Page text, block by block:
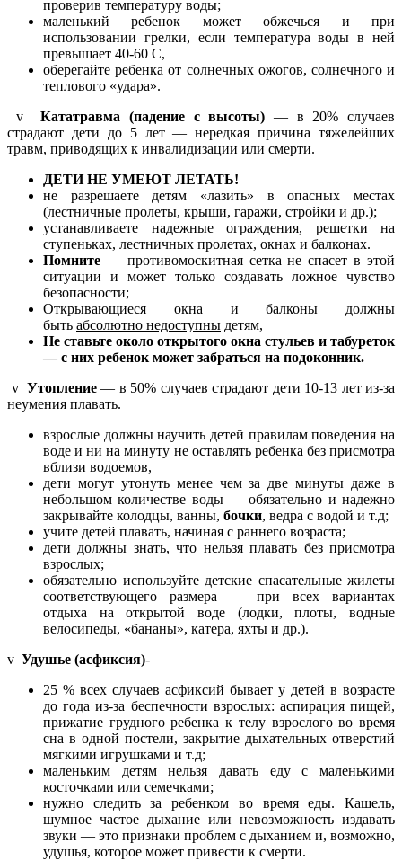
проверив температуру воды;
маленький ребенок может обжечься и при
использовании грелки, если температура воды в ней
превышает 40-60 С,
оберегайте ребенка от солнечных ожогов, солнечного и
теплового «удара».
vКататравма (падение с высоты) — в 20% случаев
страдают дети до 5 лет — нередкая причина тяжелейших
травм, приводящих к инвалидизации или смерти.
ДЕТИ НЕ УМЕЮТ ЛЕТАТЬ!
не разрешаете детям «лазить» в опасных местах
(лестничные пролеты, крыши, гаражи, стройки и др.);
устанавливаете надежные ограждения, решетки на
ступеньках, лестничных пролетах, окнах и балконах.
Помните — противомоскитная сетка не спасет в этой
ситуации и может только создавать ложное чувство
безопасности;
Открывающиеся окна и балконы должны
быть абсолютно недоступны детям,
Не ставьте около открытого окна стульев и табуреток
— с них ребенок может забраться на подоконник.
v Утопление— в 50% случаев страдают дети 10-13 лет из-за
неумения плавать.
взрослые должны научить детей правилам поведения на
воде и ни на минуту не оставлять ребенка без присмотра
вблизи водоемов,
дети могут утонуть менее чем за две минуты даже в
небольшом количестве воды — обязательно и надежно
закрывайте колодцы, ванны, бочки, ведра с водой и т.д;
учите детей плавать, начиная с раннего возраста;
дети должны знать, что нельзя плавать без присмотра
взрослых;
обязательно используйте детские спасательные жилеты
соответствующего размера — при всех вариантах
отдыха на открытой воде (лодки, плоты, водные
велосипеды, «бананы», катера, яхты и др.).
v Удушье (асфиксия)-
25 % всех случаев асфиксий бывает у детей в возрасте
до года из-за беспечности взрослых: аспирация пищей,
прижатие грудного ребенка к телу взрослого во время
сна в одной постели, закрытие дыхательных отверстий
мягкими игрушками и т.д;
маленьким детям нельзя давать еду с маленькими
косточками или семечками;
нужно следить за ребенком во время еды. Кашель,
шумное частое дыхание или невозможность издавать
звуки — это признаки проблем с дыханием и, возможно,
удушья, которое может привести к смерти.